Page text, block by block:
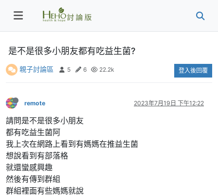
是不是很多小朋友都有吃益生菌?
親子討論區 5 6 22.2k 登入後回覆
remote 2023年7月19日 下午12:22
請問是不是很多小朋友
都有吃益生菌阿
我上次在網路上看到有媽媽在推益生菌
想說看到有部落格
就還蠻感興趣
然後有傳到群組
群組裡面有些媽媽就說